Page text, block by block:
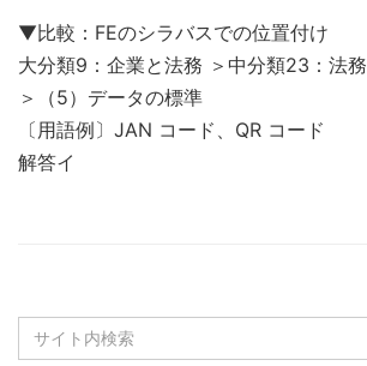
▼比較：FEのシラバスでの位置付け
大分類9：企業と法務 ＞中分類23：法
＞（5）データの標準
〔用語例〕JAN コード、QR コード
解答イ